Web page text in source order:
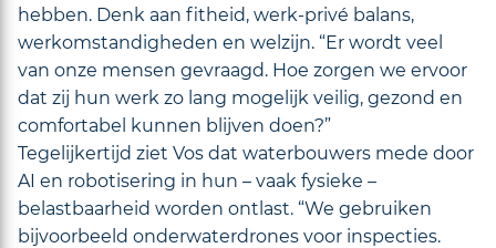
hebben. Denk aan fitheid, werk-privé balans,
werkomstandigheden en welzijn. “Er wordt veel
van onze mensen gevraagd. Hoe zorgen we ervoor
dat zij hun werk zo lang mogelijk veilig, gezond en
comfortabel kunnen blijven doen?”
Tegelijkertijd ziet Vos dat waterbouwers mede door
AI en robotisering in hun – vaak fysieke –
belastbaarheid worden ontlast. “We gebruiken
bijvoorbeeld onderwaterdrones voor inspecties.